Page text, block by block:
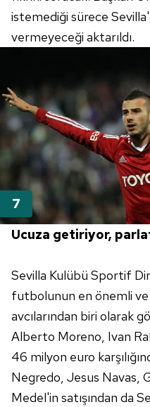
6698 sayılı Kişisel Verilerin
hazırlanmış Aydınlatma
ilgili mevzuata uygun
istemediği sürece
vermeyeceği aktarıldı.
Ucuza getiriyor,
Sevilla Kulübü Sportif
futbolunun en önemli ve
avcılarından biri olarak
Alberto Moreno, Ivan
46 milyon euro
Negredo, Jesus Navas,
Medel'in satışından da